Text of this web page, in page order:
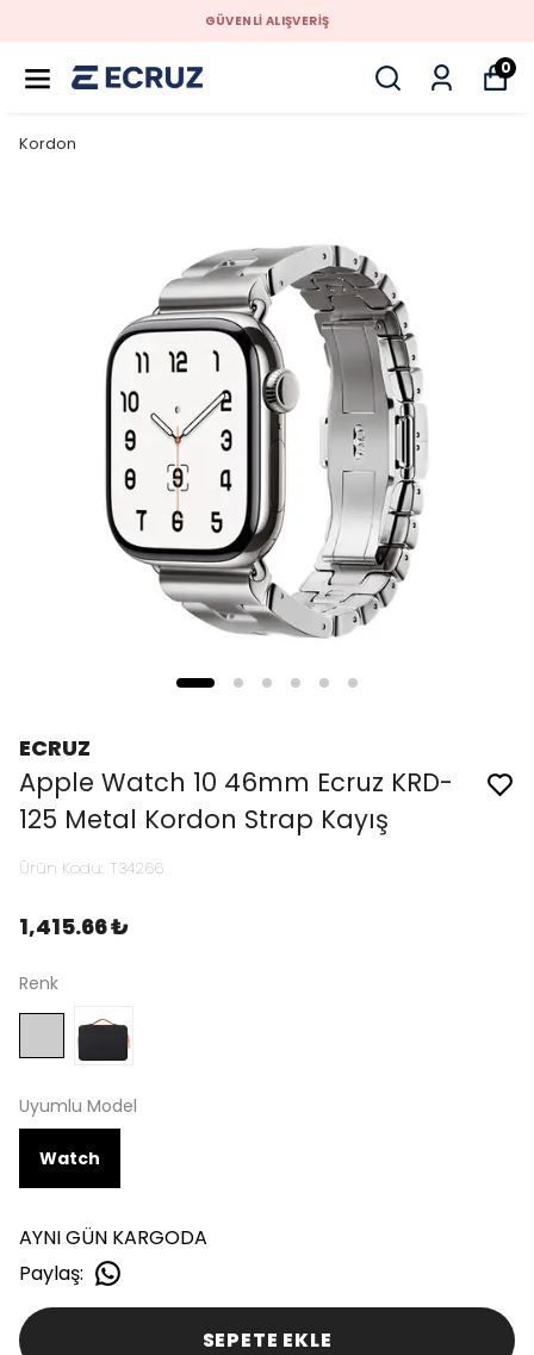
GÜVENLİ ALIŞVERİŞ
0
Kordon
ECRUZ
Apple Watch 10 46mm Ecruz KRD-
125 Metal Kordon Strap Kayış
Ürün Kodu: T34266
1,415.66 ₺
Renk
Uyumlu Model
Watch
AYNI GÜN KARGODA
Paylaş:
SEPETE EKLE